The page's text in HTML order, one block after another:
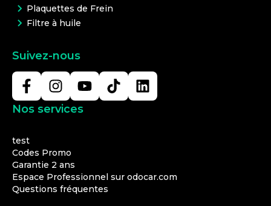
Plaquettes de Frein
Filtre à huile
Suivez-nous
Nos services
test
Codes Promo
Garantie 2 ans
Espace Professionnel sur odocar.com
Questions fréquentes